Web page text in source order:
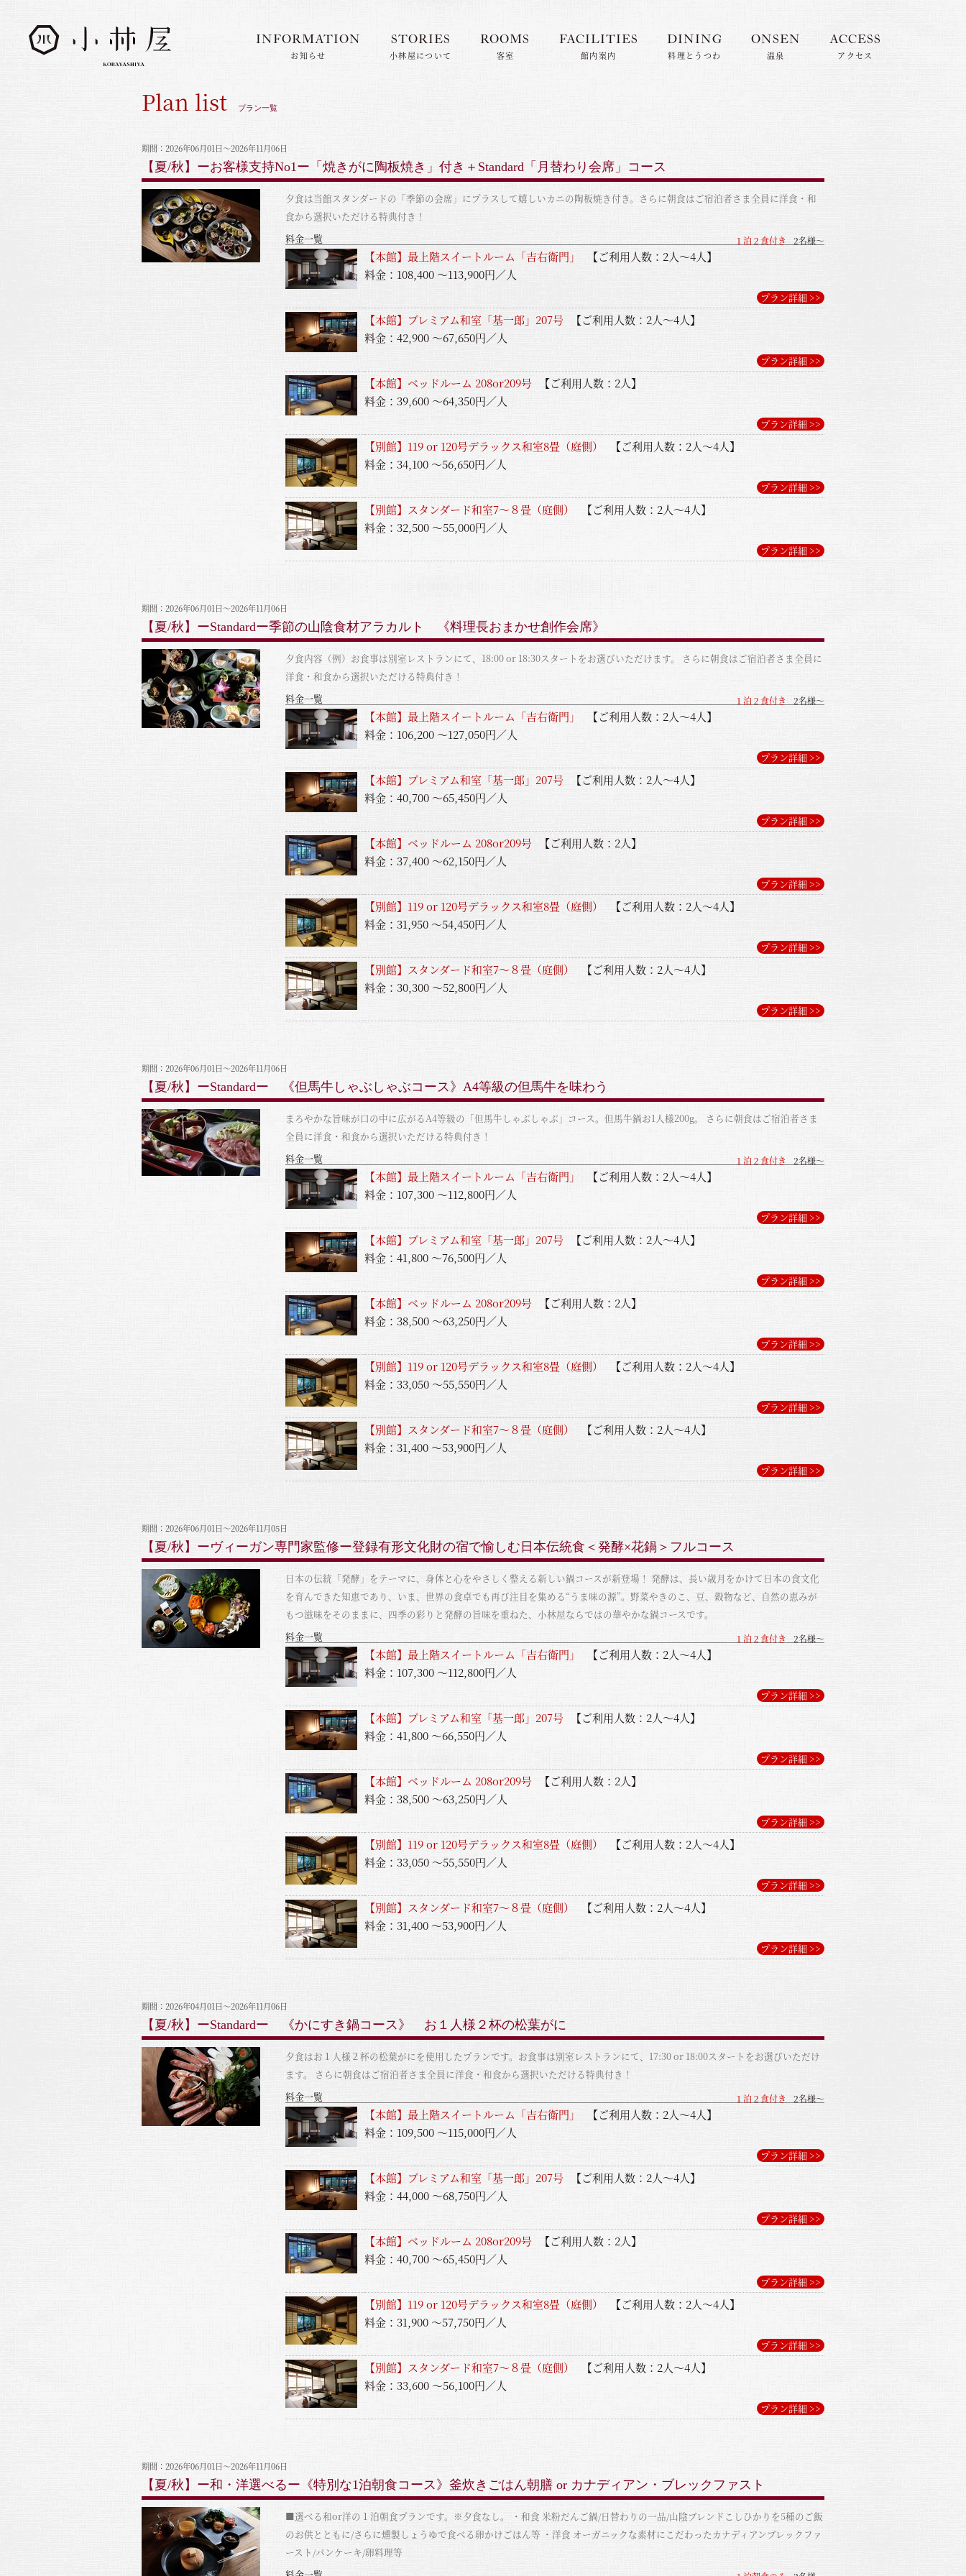
小林屋について
館内案内
料理とうつわ
INFORMATION
お知らせ
STORIES
小林屋について
ROOMS
客室
FACILITIES
館内案内
DINING
料理とうつわ
ONSEN
温泉
ACCESS
アクセス
Plan list プラン一覧
期間：2026年06月01日～2026年11月06日
【夏/秋】ーお客様支持No1ー「焼きがに陶板焼き」付き＋Standard「月替わり会席」コース
夕食は当館スタンダードの「季節の会席」にプラスして嬉しいカニの陶板焼き付き。さらに朝食はご宿泊者さま全員に洋食・和
食から選択いただける特典付き！
料金一覧
１泊２食付き 2名様～
【本館】最上階スイートルーム「吉右衛門」
【ご利用人数：2人～4人】
料金：108,400 ～113,900円／人
プラン詳細 >>
【本館】プレミアム和室「基一郎」207号
【ご利用人数：2人～4人】
料金：42,900 ～67,650円／人
プラン詳細 >>
【本館】ベッドルーム 208or209号
【ご利用人数：2人】
料金：39,600 ～64,350円／人
プラン詳細 >>
【別館】119 or 120号デラックス和室8畳（庭側）
【ご利用人数：2人～4人】
料金：34,100 ～56,650円／人
プラン詳細 >>
【別館】スタンダード和室7〜８畳（庭側）
【ご利用人数：2人～4人】
料金：32,500 ～55,000円／人
プラン詳細 >>
期間：2026年06月01日～2026年11月06日
【夏/秋】ーStandardー季節の山陰食材アラカルト 《料理長おまかせ創作会席》
夕食内容（例）お食事は別室レストランにて、18:00 or 18:30スタートをお選びいただけます。 さらに朝食はご宿泊者さま全員に
洋食・和食から選択いただける特典付き！
料金一覧
１泊２食付き 2名様～
【本館】最上階スイートルーム「吉右衛門」
【ご利用人数：2人～4人】
料金：106,200 ～127,050円／人
プラン詳細 >>
【本館】プレミアム和室「基一郎」207号
【ご利用人数：2人～4人】
料金：40,700 ～65,450円／人
プラン詳細 >>
【本館】ベッドルーム 208or209号
【ご利用人数：2人】
料金：37,400 ～62,150円／人
プラン詳細 >>
【別館】119 or 120号デラックス和室8畳（庭側）
【ご利用人数：2人～4人】
料金：31,950 ～54,450円／人
プラン詳細 >>
【別館】スタンダード和室7〜８畳（庭側）
【ご利用人数：2人～4人】
料金：30,300 ～52,800円／人
プラン詳細 >>
期間：2026年06月01日～2026年11月06日
【夏/秋】ーStandardー 《但馬牛しゃぶしゃぶコース》A4等級の但馬牛を味わう
まろやかな旨味が口の中に広がるA4等級の「但馬牛しゃぶしゃぶ」コース。但馬牛鍋お1人様200g。 さらに朝食はご宿泊者さま
全員に洋食・和食から選択いただける特典付き！
料金一覧
１泊２食付き 2名様～
【本館】最上階スイートルーム「吉右衛門」
【ご利用人数：2人～4人】
料金：107,300 ～112,800円／人
プラン詳細 >>
【本館】プレミアム和室「基一郎」207号
【ご利用人数：2人～4人】
料金：41,800 ～76,500円／人
プラン詳細 >>
【本館】ベッドルーム 208or209号
【ご利用人数：2人】
料金：38,500 ～63,250円／人
プラン詳細 >>
【別館】119 or 120号デラックス和室8畳（庭側）
【ご利用人数：2人～4人】
料金：33,050 ～55,550円／人
プラン詳細 >>
【別館】スタンダード和室7〜８畳（庭側）
【ご利用人数：2人～4人】
料金：31,400 ～53,900円／人
プラン詳細 >>
期間：2026年06月01日～2026年11月05日
【夏/秋】ーヴィーガン専門家監修ー登録有形文化財の宿で愉しむ日本伝統食＜発酵×花鍋＞フルコース
日本の伝統「発酵」をテーマに、身体と心をやさしく整える新しい鍋コースが新登場！ 発酵は、長い歳月をかけて日本の食文化
を育んできた知恵であり、いま、世界の食卓でも再び注目を集める“うま味の源”。野菜やきのこ、豆、穀物など、自然の恵みが
もつ滋味をそのままに、四季の彩りと発酵の旨味を重ねた、小林屋ならではの華やかな鍋コースです。
料金一覧
１泊２食付き 2名様～
【本館】最上階スイートルーム「吉右衛門」
【ご利用人数：2人～4人】
料金：107,300 ～112,800円／人
プラン詳細 >>
【本館】プレミアム和室「基一郎」207号
【ご利用人数：2人～4人】
料金：41,800 ～66,550円／人
プラン詳細 >>
【本館】ベッドルーム 208or209号
【ご利用人数：2人】
料金：38,500 ～63,250円／人
プラン詳細 >>
【別館】119 or 120号デラックス和室8畳（庭側）
【ご利用人数：2人～4人】
料金：33,050 ～55,550円／人
プラン詳細 >>
【別館】スタンダード和室7〜８畳（庭側）
【ご利用人数：2人～4人】
料金：31,400 ～53,900円／人
プラン詳細 >>
期間：2026年04月01日～2026年11月06日
【夏/秋】ーStandardー 《かにすき鍋コース》 お１人様２杯の松葉がに
夕食はお１人様２杯の松葉がにを使用したプランです。お食事は別室レストランにて、17:30 or 18:00スタートをお選びいただけ
ます。 さらに朝食はご宿泊者さま全員に洋食・和食から選択いただける特典付き！
料金一覧
１泊２食付き 2名様～
【本館】最上階スイートルーム「吉右衛門」
【ご利用人数：2人～4人】
料金：109,500 ～115,000円／人
プラン詳細 >>
【本館】プレミアム和室「基一郎」207号
【ご利用人数：2人～4人】
料金：44,000 ～68,750円／人
プラン詳細 >>
【本館】ベッドルーム 208or209号
【ご利用人数：2人】
料金：40,700 ～65,450円／人
プラン詳細 >>
【別館】119 or 120号デラックス和室8畳（庭側）
【ご利用人数：2人～4人】
料金：31,900 ～57,750円／人
プラン詳細 >>
【別館】スタンダード和室7〜８畳（庭側）
【ご利用人数：2人～4人】
料金：33,600 ～56,100円／人
プラン詳細 >>
期間：2026年06月01日～2026年11月06日
【夏/秋】ー和・洋選べるー《特別な1泊朝食コース》釜炊きごはん朝膳 or カナディアン・ブレックファスト
■選べる和or洋の１泊朝食プランです。※夕食なし。 ・和食 米粉だんご鍋/日替わりの一品/山陰ブレンドこしひかりを5種のご飯
のお供とともに/さらに燻製しょうゆで食べる卵かけごはん等 ・洋食 オーガニックな素材にこだわったカナディアンブレックファ
ースト/パンケーキ/卵料理等